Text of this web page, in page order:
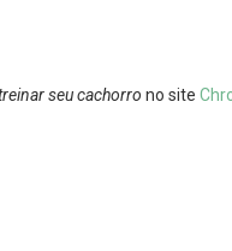
seu cachorro no site